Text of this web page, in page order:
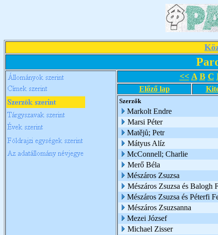
<< A B C
Előző lap
Szerzők
Markolt Endre
Marsi Péter
Matějů; Petr
Mátyus Alíz
McConnell; Charlie
Merő Béla
Mészáros Zsuzsa
Mészáros Zsuzsa és Balogh
Mészáros Zsuzsa és Péterfi
Mészáros Zsuzsanna
Mezei József
Michael Zisser